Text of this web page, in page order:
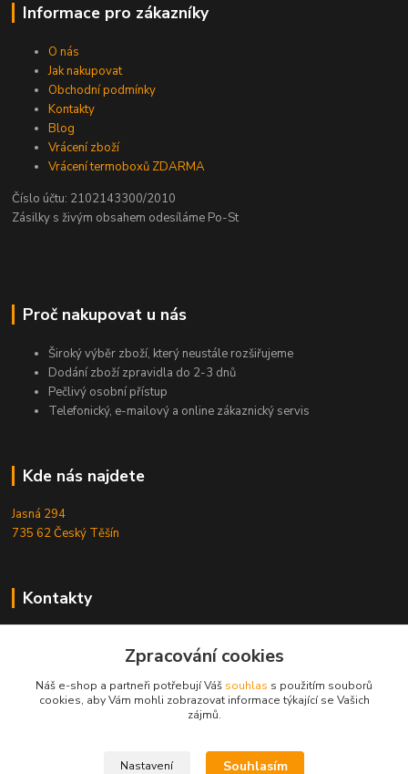
Informace pro zákazníky
O nás
Jak nakupovat
Obchodní podmínky
Kontakty
Blog
Vrácení zboží
Vrácení termoboxů ZDARMA
Číslo účtu: 2102143300/2010
Zásilky s živým obsahem odesíláme Po-St
Proč nakupovat u nás
Široký výběr zboží, který neustále rozšiřujeme
Dodání zboží zpravidla do 2-3 dnů
Pečlivý osobní přístup
Telefonický, e-mailový a online zákaznický servis
Kde nás najdete
Jasná 294
735 62 Český Těšín
Kontakty
+420724095453
info@reefhome.cz
Zpracování cookies
Náš e-shop a partneři potřebují Váš souhlas s použitím souborů
cookies, aby Vám mohli zobrazovat informace týkající se Vašich
zájmů.
Nastavení Souhlasím